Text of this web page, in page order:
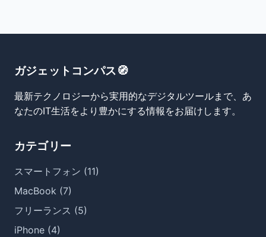
ガジェットコンパス🧭
最新テクノロジーから実用的なデジタルツールまで、あ
なたのIT生活をより豊かにする情報をお届けします。
カテゴリー
スマートフォン (11)
MacBook (7)
フリーランス (5)
iPhone (4)